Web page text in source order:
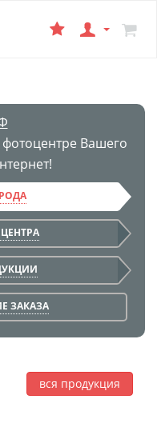
Вашего
ЗАКАЗА
вся продукция